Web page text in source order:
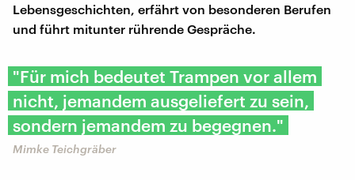
Lebensgeschichten, erfährt von besonderen Berufen
und führt mitunter rührende Gespräche.
"Für mich bedeutet Trampen vor allem
nicht, jemandem ausgeliefert zu sein,
sondern jemandem zu begegnen."
Mimke Teichgräber